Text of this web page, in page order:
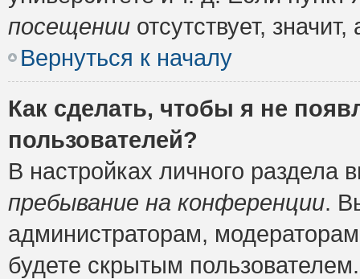
посещении отсутствует,
Вернуться к началу
Как сделать, чтобы я не
пользователей?
В настройках личного
пребывание на конференции.
администраторам,
будете скрытым пользователем.